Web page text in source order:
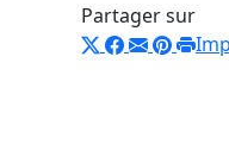
Partager sur